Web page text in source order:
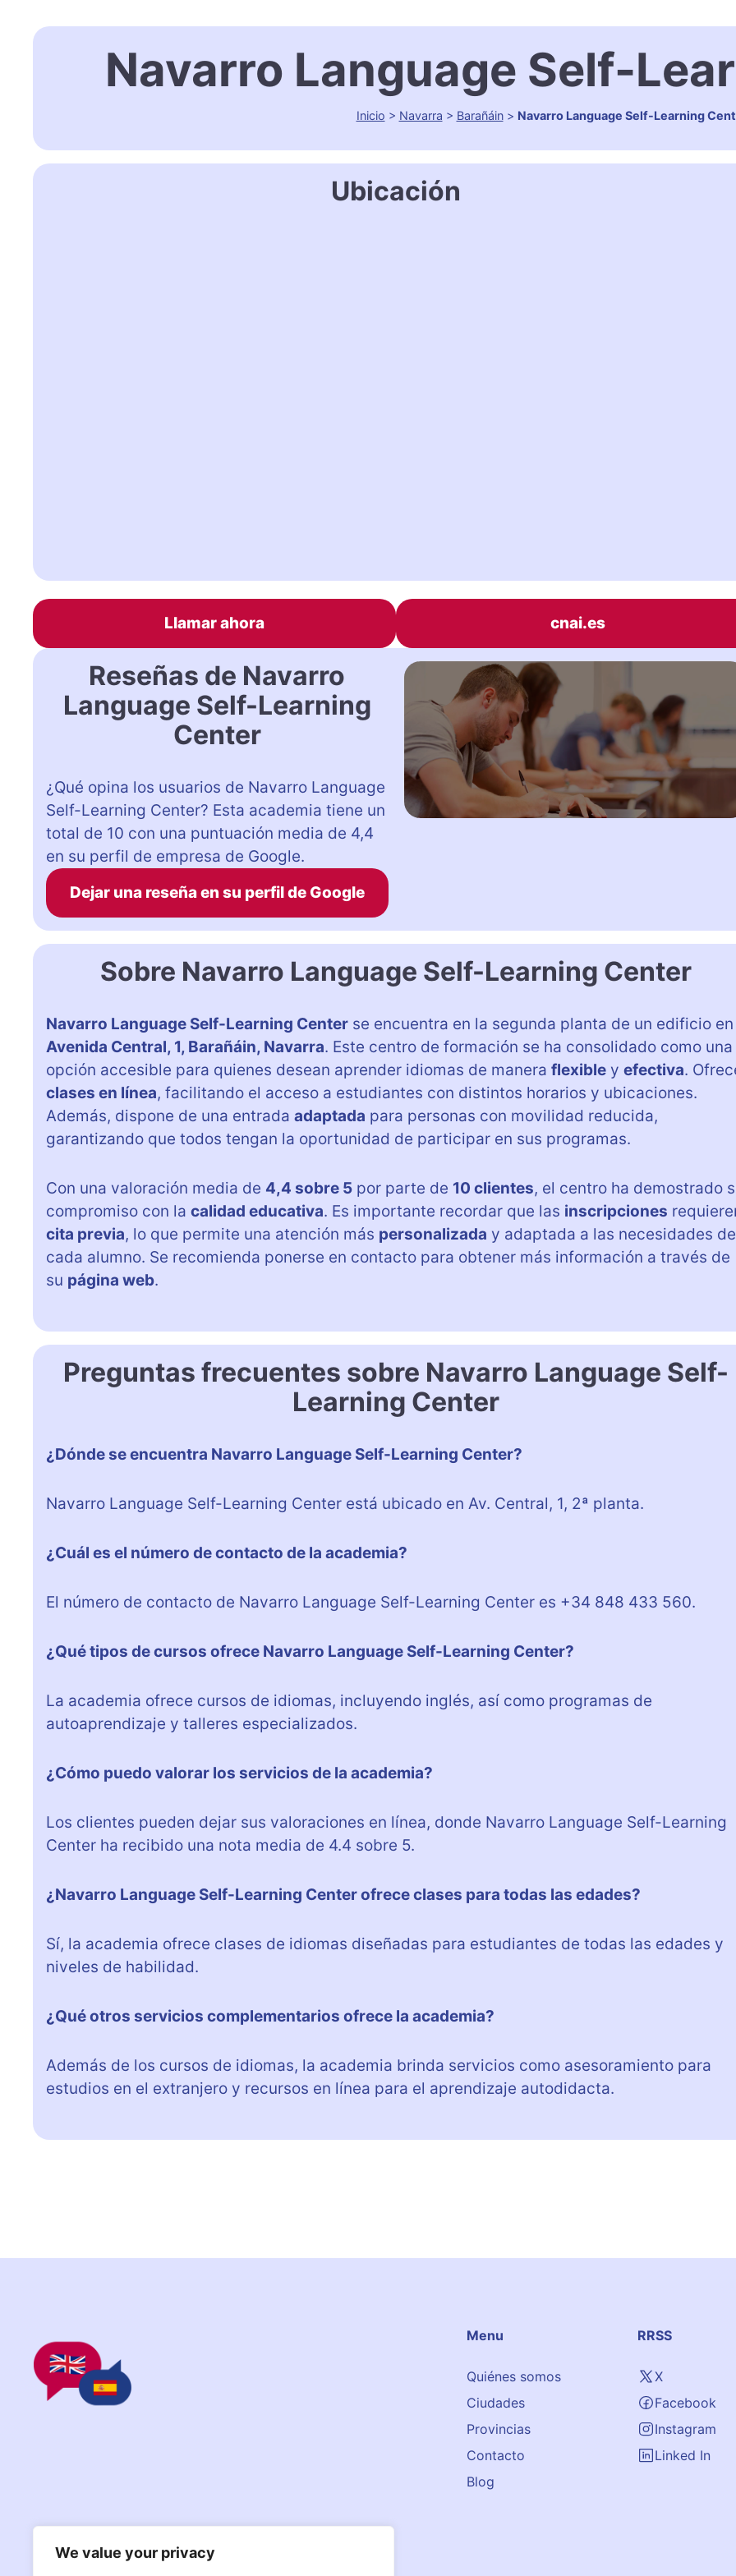
We value your privacy
Navarro Language Self-
Inicio > Navarra > Barañáin> Navarro Language Self-Learning
Ubicación
Llamar ahora cnai.es
Reseñas de Navarro
Language Self-Learning
Center
¿Qué opina los usuarios de Navarro Language
Self-Learning Center? Esta academia tiene un
total de 10 con una puntuación media de 4,4
en su perfil de empresa de Google.
Dejar una reseña en su perfil de Google
Sobre Navarro Language Self-Learning Center
Navarro Language Self-Learning Center se encuentra en la segunda planta de un edificio en
Avenida Central, 1, Barañáin, Navarra. Este centro de formación se ha consolidado como una
opción accesible para quienes desean aprender idiomas de manera flexible y efectiva.
clases en línea, facilitando el acceso a estudiantes con distintos horarios y ubicaciones.
Además, dispone de una entrada adaptada para personas con movilidad reducida,
garantizando que todos tengan la oportunidad de participar en sus programas.
Con una valoración media de 4,4 sobre 5 por parte de 10 clientes, el centro ha demostrado
compromiso con la calidad educativa. Es importante recordar que las inscripciones
cita previa, lo que permite una atención más personalizada y adaptada a las necesidades de
cada alumno. Se recomienda ponerse en contacto para obtener más información a través de
su página web.
Preguntas frecuentes sobre Navarro Language Self-
Learning Center
¿Dónde se encuentra Navarro Language Self-Learning Center?
Navarro Language Self-Learning Center está ubicado en Av. Central, 1, 2ª planta.
¿Cuál es el número de contacto de la academia?
El número de contacto de Navarro Language Self-Learning Center es +34 848 433 560.
¿Qué tipos de cursos ofrece Navarro Language Self-Learning Center?
La academia ofrece cursos de idiomas, incluyendo inglés, así como programas de
autoaprendizaje y talleres especializados.
¿Cómo puedo valorar los servicios de la academia?
Los clientes pueden dejar sus valoraciones en línea, donde Navarro Language Self-Learning
Center ha recibido una nota media de 4.4 sobre 5.
¿Navarro Language Self-Learning Center ofrece clases para todas las edades?
Sí, la academia ofrece clases de idiomas diseñadas para estudiantes de todas las edades y
niveles de habilidad.
¿Qué otros servicios complementarios ofrece la academia?
Además de los cursos de idiomas, la academia brinda servicios como asesoramiento para
estudios en el extranjero y recursos en línea para el aprendizaje autodidacta.
Menu
Quiénes somos
Ciudades
Provincias
Contacto
Blog
RRSS
X
Facebook
Instagram
Linked In